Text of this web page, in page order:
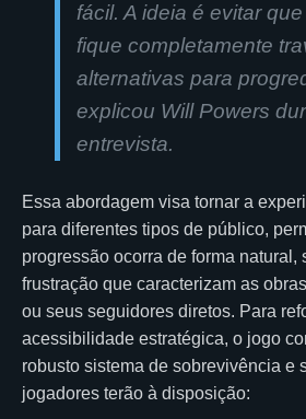
fácil. A ideia é evitar
fique completamente
alternativas para
explicou Will Powers
entrevista.
Essa abordagem visa tornar a
para diferentes tipos de público,
progressão ocorra de forma natural,
frustração que caracterizam as
ou seus seguidores diretos. Para
acessibilidade estratégica, o jogo
robusto sistema de sobrevivência e
jogadores terão à disposição: